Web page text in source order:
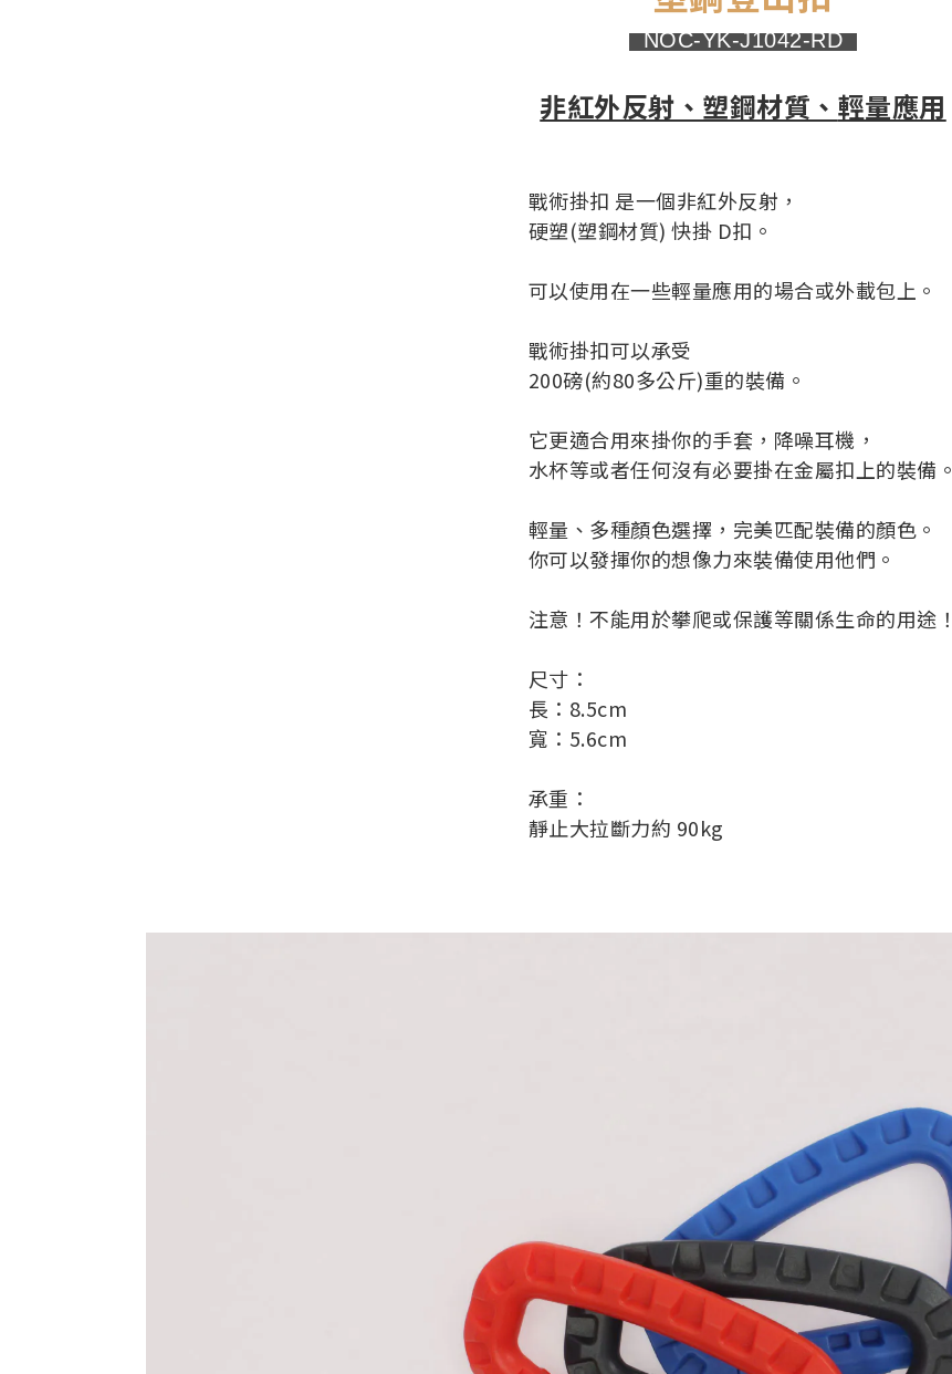
NOC-YK-J1042-RD
非紅外反射、塑鋼材質、 輕量應用
戰術掛扣 是一個非紅外反射，
硬塑(塑鋼材質) 快掛 D扣。
可以使用在一些輕量應用的場合或外載包上。
戰術掛扣可以承受
200磅(約80多公斤)重的裝備。
它更適合用來掛你的手套，降噪耳機，
水杯等或者任何沒有必要掛在金屬扣上的裝備。
輕量、多種顏色選擇，完美匹配裝備的顏色。
你可以發揮你的想像力來裝備使用他們。
注意！不能用於攀爬或保護等關係生命的用途！
尺寸：
長：8.5cm
寬：5.6cm
承重：
靜止大拉斷力約 90kg